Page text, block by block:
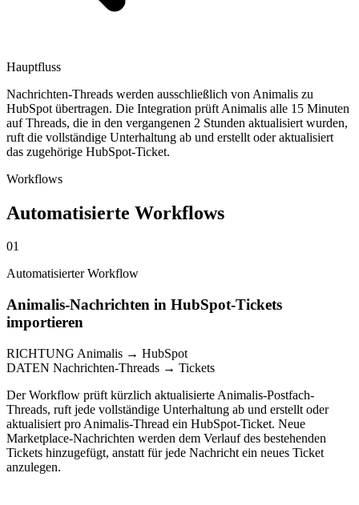
Hauptfluss
Nachrichten-Threads werden ausschließlich von Animalis zu
HubSpot übertragen. Die Integration prüft Animalis alle 15 Minuten
auf Threads, die in den vergangenen 2 Stunden aktualisiert wurden,
ruft die vollständige Unterhaltung ab und erstellt oder aktualisiert
das zugehörige HubSpot-Ticket.
Workflows
Automatisierte Workflows
01
Automatisierter Workflow
Animalis-Nachrichten in HubSpot-Tickets
importieren
RICHTUNG Animalis → HubSpot
DATEN Nachrichten-Threads → Tickets
Der Workflow prüft kürzlich aktualisierte Animalis-Postfach-
Threads, ruft jede vollständige Unterhaltung ab und erstellt oder
aktualisiert pro Animalis-Thread ein HubSpot-Ticket. Neue
Marketplace-Nachrichten werden dem Verlauf des bestehenden
Tickets hinzugefügt, anstatt für jede Nachricht ein neues Ticket
anzulegen.